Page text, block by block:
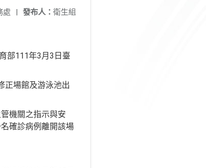
發布人： 衛生組
處 |
部111年3月3日臺
正場館及游泳池出
機關之指示與安
確診病例離開該場